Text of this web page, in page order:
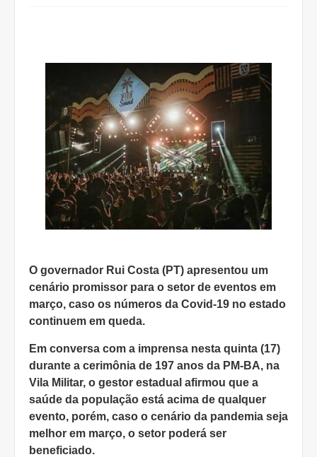
O governador Rui Costa (PT) apresentou um
cenário promissor para o setor de eventos em
março, caso os números da Covid-19 no estado
continuem em queda.
Em conversa com a imprensa nesta quinta (17)
durante a cerimônia de 197 anos da PM-BA, na
Vila Militar, o gestor estadual afirmou que a
saúde da população está acima de qualquer
evento, porém, caso o cenário da pandemia seja
melhor em março, o setor poderá ser
beneficiado.